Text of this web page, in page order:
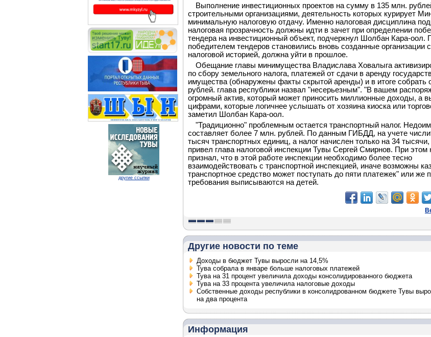
другие ссылки
Выполнение инвестиционных проектов на сумму в 135 млн.
строительными организациями, деятельность которых курирует
минимальную налоговую отдачу. Именно налоговая дисциплина
налоговая прозрачность должны идти в зачет при определении
тендера на инвестиционный объект, подчеркнул Шолбан Кара-оол.
победителем тендеров становились вновь созданные организации
налоговой историей, должна уйти в прошлое.
Обещание главы минимущества Владислава Ховалыга
по сбору земельного налога, платежей от сдачи в аренду
имущества (обнаружены факты скрытой аренды) и в итоге собрать
рублей. глава республики назвал "несерьезным". "В вашем
огромный актив, который может приносить миллионные доходы, а
цифрами, которые логичнее услышать от хозяина киоска или
заметил Шолбан Кара-оол.
"Традиционно" проблемным остается транспортный налог.
составляет более 7 млн. рублей. По данным ГИБДД, на учете
тысяч транспортных единиц, а налог начислен только на 34
привел глава налоговой инспекции Тувы Сергей Смирнов. При этом
признал, что в этой работе инспекции необходимо более тесно
взаимодействовать с транспортной инспекцией, иначе возможны
транспортное средство может поступать до пяти платежек" или же
требования выписываются на детей.
Другие новости по теме
Доходы в бюджет Тувы выросли на 14,5%
Тува собрала в январе больше налоговых платежей
Тува на 31 процент увеличила доходы консолидированного бюджета
Тува на 33 процента увеличила налоговые доходы
Собственные доходы республики в консолидрованном бюджете Тувы
на два процента
Информация